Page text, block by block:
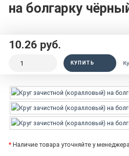
на болгарку
10.26 руб.
КУПИТЬ
* Наличие товара уточняйте у менеджера